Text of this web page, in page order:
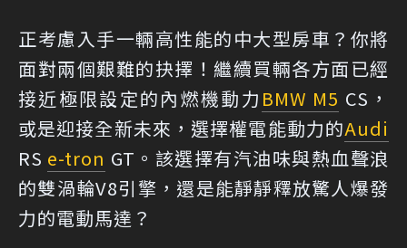
正考慮入手一輛高性能的中大型房車？你將
面對兩個艱難的抉擇！繼續買輛各方面已經
接近極限設定的內燃機動力 BMW M5 CS，
或是迎接全新未來，選擇權電能動力的Audi
RS e-tron GT。該選擇有汽油味與熱血聲浪
的雙渦輪V8引擎，還是能靜靜釋放驚人爆發
力的電動馬達？